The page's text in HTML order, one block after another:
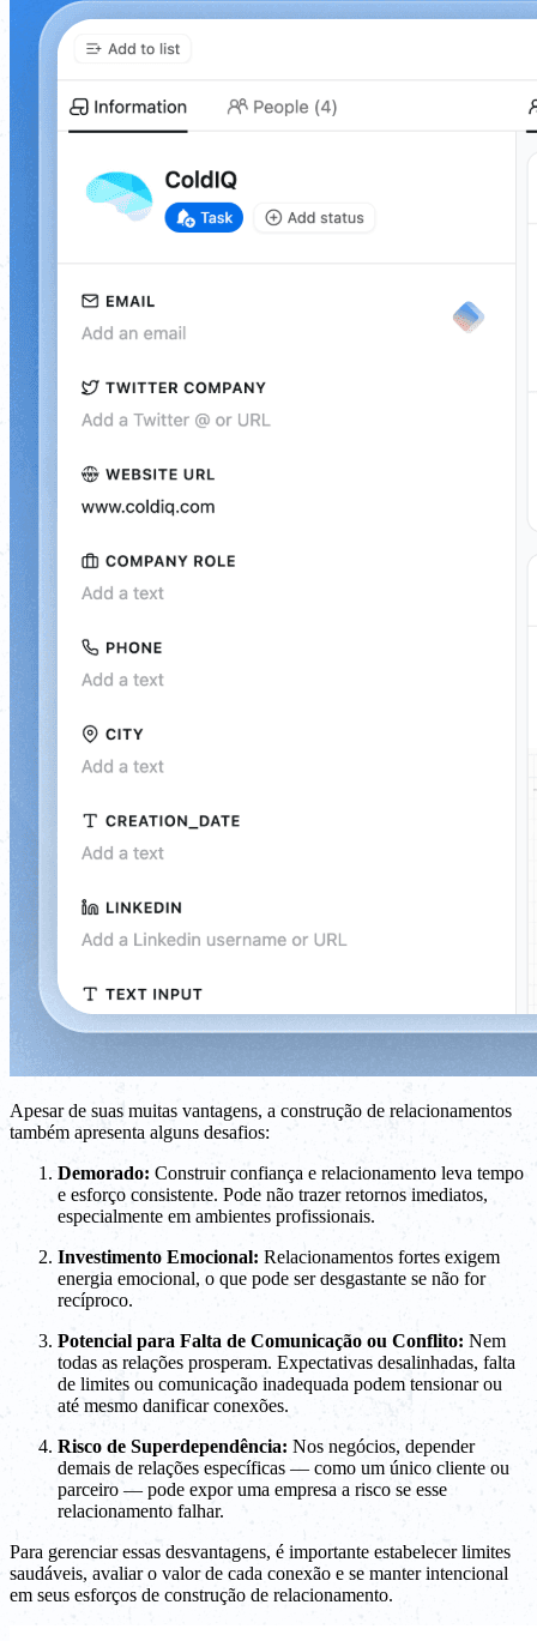
Apesar de suas muitas vantagens, a construção de relacionamentos
também apresenta alguns desafios:
Demorado: Construir confiança e relacionamento leva tempo
e esforço consistente. Pode não trazer retornos imediatos,
especialmente em ambientes profissionais.
Investimento Emocional: Relacionamentos fortes exigem
energia emocional, o que pode ser desgastante se não for
recíproco.
Potencial para Falta de Comunicação ou Conflito: Nem
todas as relações prosperam. Expectativas desalinhadas, falta
de limites ou comunicação inadequada podem tensionar ou
até mesmo danificar conexões.
Risco de Superdependência: Nos negócios, depender
demais de relações específicas — como um único cliente ou
parceiro — pode expor uma empresa a risco se esse
relacionamento falhar.
Para gerenciar essas desvantagens, é importante estabelecer limites
saudáveis, avaliar o valor de cada conexão e se manter intencional
em seus esforços de construção de relacionamento.